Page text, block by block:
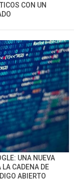
CON UN
UNA NUEVA
LA CADENA DE
ABIERTO